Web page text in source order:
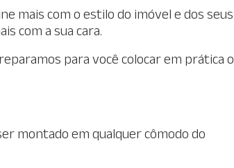
mais com o estilo do imóvel e dos seus
com a sua cara.
para você colocar em prática o
montado em qualquer cômodo do